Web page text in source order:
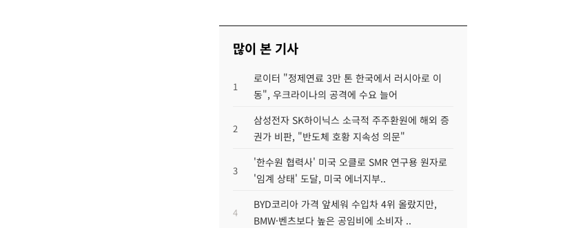
많이 본 기사
1
로이터 "정제연료 3만 톤 한국에서 러시아로 이
동", 우크라이나의 공격에 수요 늘어
2
삼성전자 SK하이닉스 소극적 주주환원에 해외 증
권가 비판, "반도체 호황 지속성 의문"
3
'한수원 협력사' 미국 오클로 SMR 연구용 원자로
'임계 상태' 도달, 미국 에너지부..
4
BYD코리아 가격 앞세워 수입차 4위 올랐지만,
BMW·벤츠보다 높은 공임비에 소비자 ..